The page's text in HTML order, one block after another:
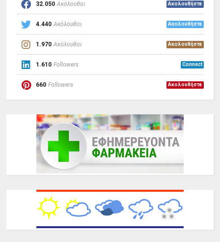
32.050 Ακόλουθοι Ακολουθήστε
4.440 Ακόλουθοι Ακολουθήστε
1.970 Ακόλουθοι Ακολουθήστε
1.610 Followers Connect
660 Followers Ακολουθήστε